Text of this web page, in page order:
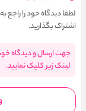
لطفا دیدگاه خود را راجع
اشتراک بگذارید.
جهت ارسال و دیدگاه
لینک زیر کلیک نمایید.